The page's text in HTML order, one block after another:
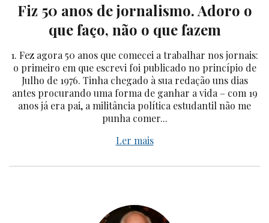
Fiz 50 anos de jornalismo. Adoro o
que faço, não o que fazem
1. Fez agora 50 anos que comecei a trabalhar nos jornais:
o primeiro em que escrevi foi publicado no princípio de
Julho de 1976. Tinha chegado à sua redação uns dias
antes procurando uma forma de ganhar a vida – com 19
anos já era pai, a militância política estudantil não me
punha comer...
Ler mais